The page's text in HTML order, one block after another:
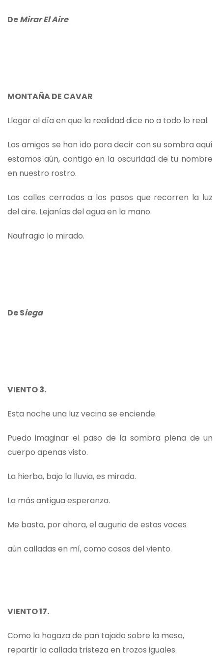
DeMirar El Aire
MONTAÑA DE CAVAR
Llegar al día en que la realidad dice no a todo lo real.
Los amigos se han ido para decir con su sombra aquí
estamos aún, contigo en la oscuridad de tu nombre
en nuestro rostro.
Las calles cerradas a los pasos que recorren la luz
del aire. Lejanías del agua en la mano.
Naufragio lo mirado.
De Siega
VIENTO 3.
Esta noche una luz vecina se enciende.
Puedo imaginar el paso de la sombra plena de un
cuerpo apenas visto.
La hierba, bajo la lluvia, es mirada.
La más antigua esperanza.
Me basta, por ahora, el augurio de estas voces
aún calladas en mí, como cosas del viento.
VIENTO 17.
Como la hogaza de pan tajado sobre la mesa,
repartir la callada tristeza en trozos iguales.